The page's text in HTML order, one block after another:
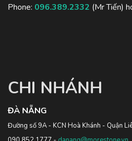
Phone: 096.389.2332 (Mr Tiến)
CHI NHÁNH
ĐÀ NẴNG
Đường số 9A - KCN Hoà Khánh - Quận